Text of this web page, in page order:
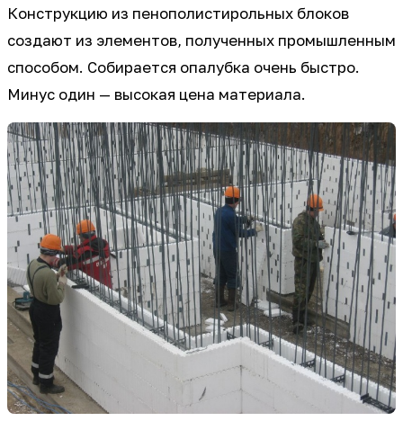
Конструкцию из пенополистирольных блоков
создают из элементов, полученных промышленным
способом. Собирается опалубка очень быстро.
Минус один — высокая цена материала.